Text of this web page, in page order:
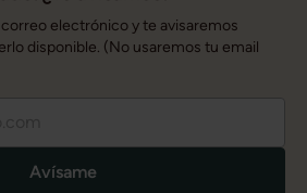
electrónico y te avisaremos
disponible. (No usaremos tu email
Avísame